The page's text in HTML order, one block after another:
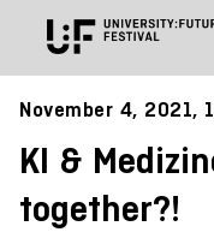
November 4, 2021,
KI &
together?!